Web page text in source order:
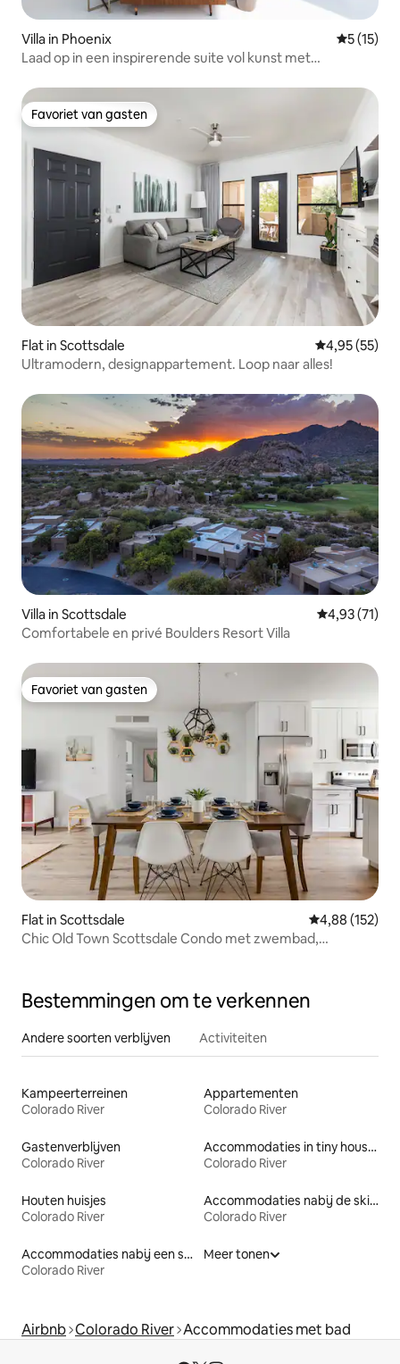
Villa in Phoenix
5 (15)
Laad op in een inspirerende suite vol kunst met
Favoriet van gasten
Favoriet van gasten
Flat in Scottsdale Gemiddelde
4,95 (55)
Ultramodern, designappartement. Loop naar alles!
Villa in Scottsdale Gemiddelde
4,93 (71)
Comfortabele en privé Boulders Resort Villa
Favoriet van gasten
Favoriet van gasten
Flat in Scottsdale Gemiddelde
4,88 (152)
Chic Old Town Scottsdale Condo met zwembad,
Bestemmingen om te verkennen
Andere soorten verblijven Activiteiten
Kampeerterreinen
Colorado River
Appartementen
Colorado River
Gastenverblijven
Colorado River
Accommodaties in tiny houses
Colorado River
Houten huisjes
Colorado River
Accommodaties nabij de skipiste
Colorado River
Accommodaties nabij een strand
Colorado River
Meer tonen
Airbnb Colorado River Accommodaties met bad